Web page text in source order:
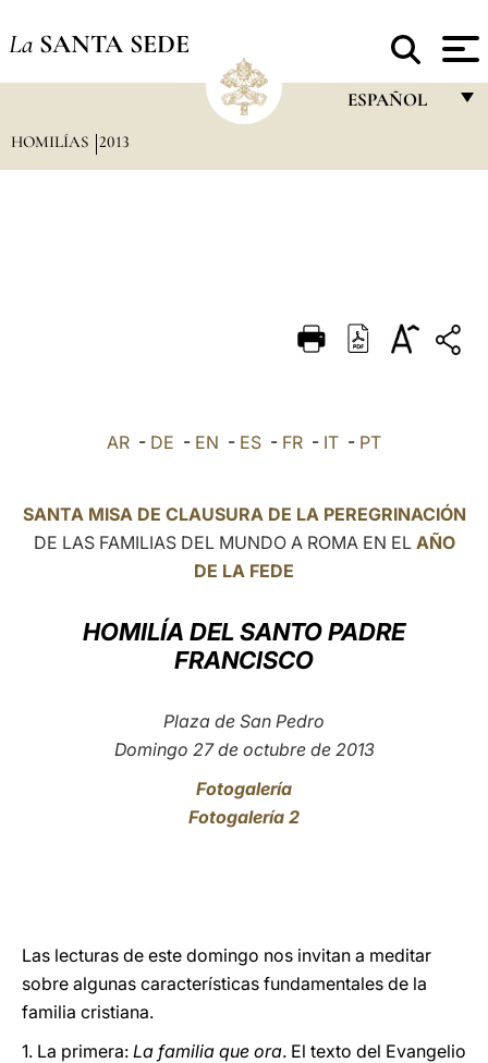
La SANTA SEDE
ESPAÑOL
DEUTSCH
العربيّة
LATINE
HOMILÍAS 2013
AR - DE - EN - ES - FR - IT - PT
SANTA MISA DE CLAUSURA DE LA PEREGRINACIÓN
DE LAS FAMILIAS DEL MUNDO A ROMA EN EL AÑO
DE LA FEDE
HOMILÍA DEL SANTO PADRE
FRANCISCO
Plaza de San Pedro
Domingo 27 de octubre de 2013
Fotogalería
Fotogalería 2
Las lecturas de este domingo nos invitan a meditar
sobre algunas características fundamentales de la
familia cristiana.
1. La primera: La familia que ora. El texto del Evangelio